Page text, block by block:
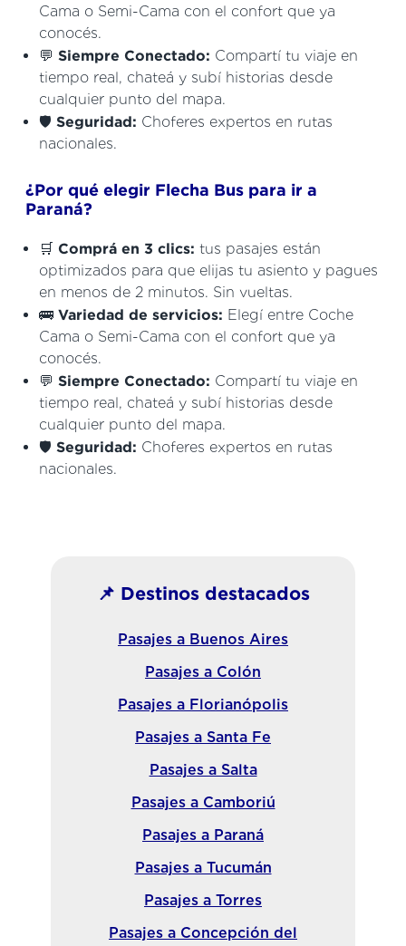
Cama o Semi-Cama con el confort que ya
conocés.
💬Siempre Conectado: Compartí tu viaje en
tiempo real, chateá y subí historias desde
cualquier punto del mapa.
🛡️Seguridad: Choferes expertos en rutas
nacionales.
¿Por qué elegir Flecha Bus para ir a
Paraná?
🛒Comprá en 3 clics: tus pasajes están
optimizados para que elijas tu asiento y pagues
en menos de 2 minutos. Sin vueltas.
🚌Variedad de servicios: Elegí entre Coche
Cama o Semi-Cama con el confort que ya
conocés.
💬Siempre Conectado: Compartí tu viaje en
tiempo real, chateá y subí historias desde
cualquier punto del mapa.
🛡️Seguridad: Choferes expertos en rutas
nacionales.
📌 Destinos destacados
Pasajes a Buenos Aires
Pasajes a Colón
Pasajes a Florianópolis
Pasajes a Santa Fe
Pasajes a Salta
Pasajes a Camboriú
Pasajes a Paraná
Pasajes a Tucumán
Pasajes a Torres
Pasajes a Concepción del